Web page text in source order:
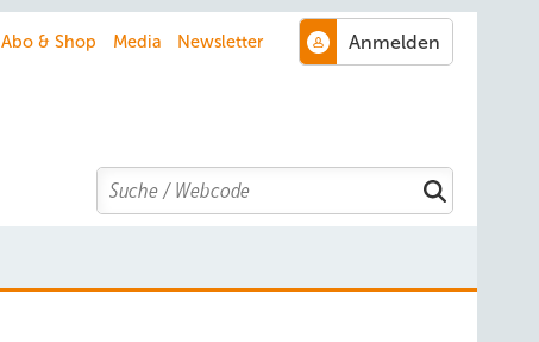
Abo & Shop Media Newsletter
Search